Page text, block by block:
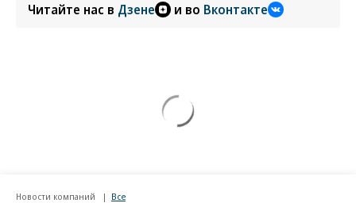
Читайте нас в Дзене и во Вконтакте
Новости компаний Все